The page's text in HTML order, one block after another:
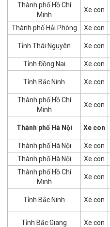
Thành phố Hồ Chí
Minh
Xe con
Thành phố Hải Phòng Xe con
Tỉnh Thái Nguyên Xe con
Tỉnh Đồng Nai Xe con
Tỉnh Bắc Ninh Xe con
Thành phố Hồ Chí
Minh
Xe con
Thành phố Hà Nội Xe con
Thành phố Hà Nội Xe con
Thành phố Hà Nội
Xe con
Thành phố Hồ Chí
Minh
Xe con
Tỉnh Bắc Ninh Xe con
Tỉnh Bắc Giang Xe con